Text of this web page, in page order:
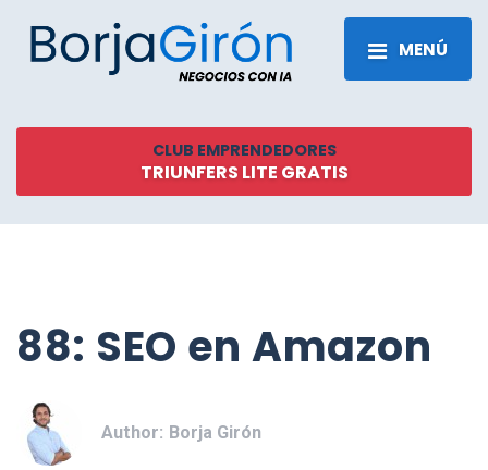
MENÚ
CLUB EMPRENDEDORES
TRIUNFERS LITE GRATIS
88: SEO en Amazon
Author: Borja Girón